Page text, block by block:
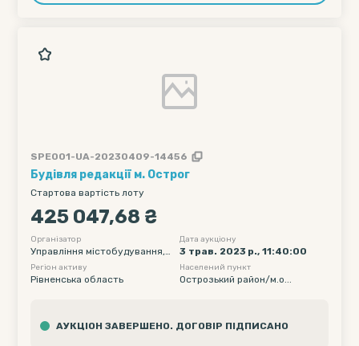
SPE001-UA-20230409-14456
Будівля редакції м. Острог
Стартова вартість лоту
425 047,68 ₴
Організатор
Управління містобудування,
архітектури, житлово-комун
ального господарства, благо
розької міської ради Рівненсь
кої області
Дата аукціону
3 трав. 2023 р., 11:40:00
Регіон активу
Рівненська область
Населений пункт
Острозький район/м.о...
АУКЦІОН ЗАВЕРШЕНО. ДОГОВІР ПІДПИСАНО